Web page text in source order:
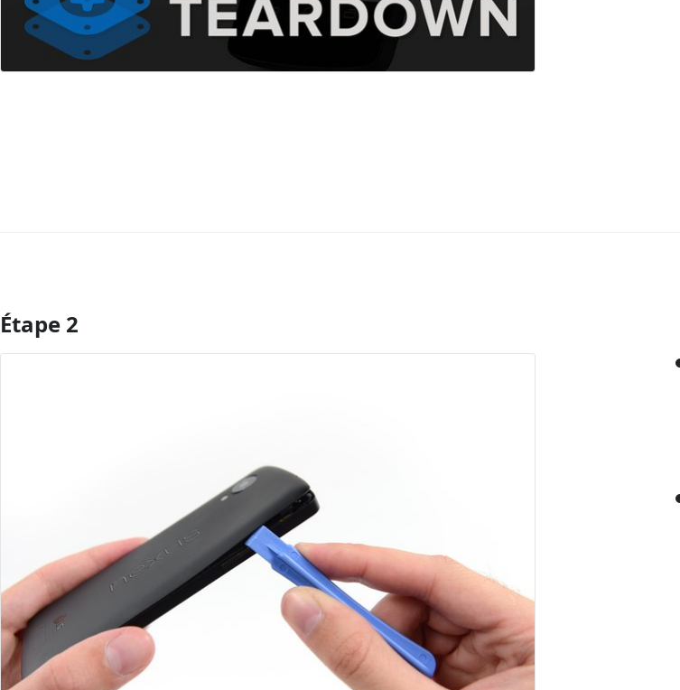
Ajouter un commentaire
Étape 2